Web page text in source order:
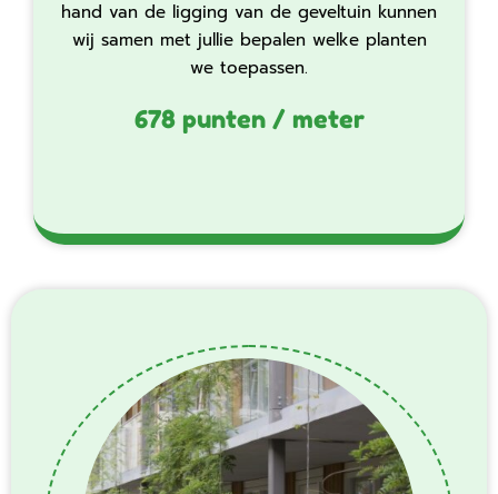
hand van de ligging van de geveltuin kunnen
wij samen met jullie bepalen welke planten
we toepassen.
678 punten / meter